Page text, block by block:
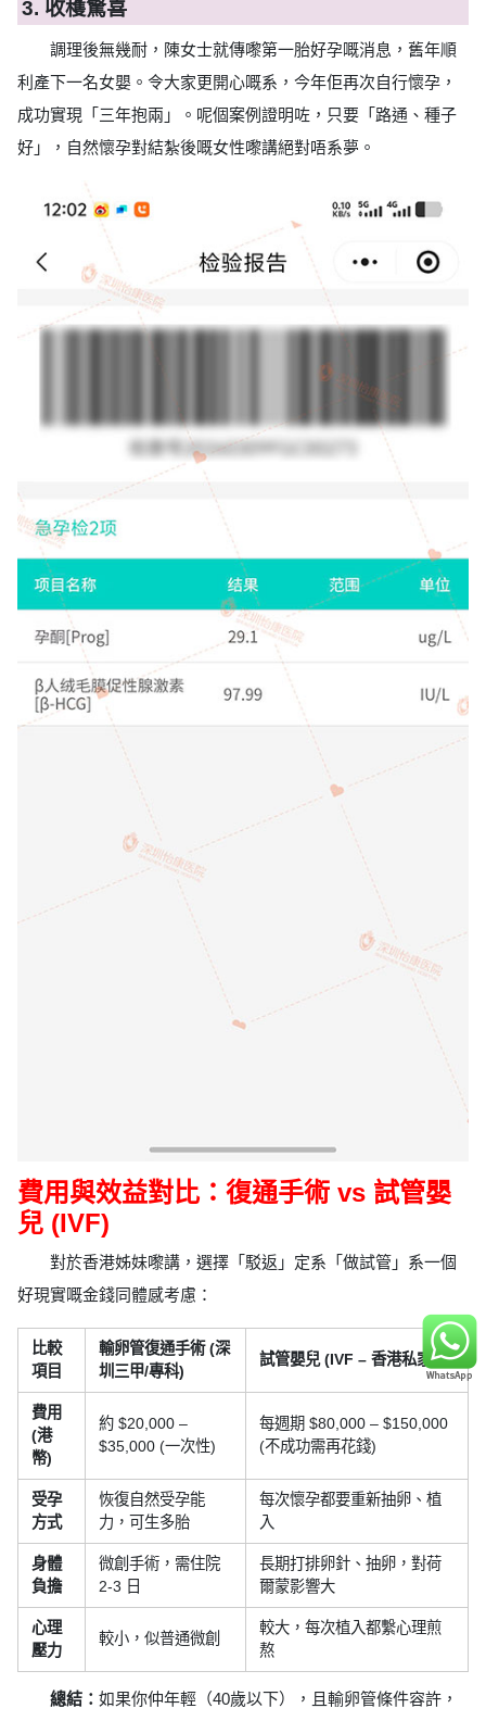
3. 收穫驚喜
調理後無幾耐，陳女士就傳嚟第一胎好孕嘅消息，舊年順
利產下一名女嬰。令大家更開心嘅系，今年佢再次自行懷孕，
成功實現「三年抱兩」。呢個案例證明咗，只要「路通、種子
好」，自然懷孕對結紮後嘅女性嚟講絕對唔系夢。
費用與效益對比：復通手術 vs 試管嬰
兒 (IVF)
對於香港姊妹嚟講，選擇「駁返」定系「做試管」系一個
好現實嘅金錢同體感考慮：
比較
項目
輸卵管復通手術 (深
圳三甲/專科)
試管嬰兒 (IVF – 香港私家)
費用
(港
幣)
約 $20,000 –
$35,000 (一次性)
每週期 $80,000 – $150,000
(不成功需再花錢)
受孕
方式
恢復自然受孕能
力，可生多胎
每次懷孕都要重新抽卵、植
入
身體
負擔
微創手術，需住院
2-3 日
長期打排卵針、抽卵，對荷
爾蒙影響大
心理
壓力
較小，似普通微創
較大，每次植入都繫心理煎
熬
總結： 如果你仲年輕（40歲以下），且輸卵管條件容許，